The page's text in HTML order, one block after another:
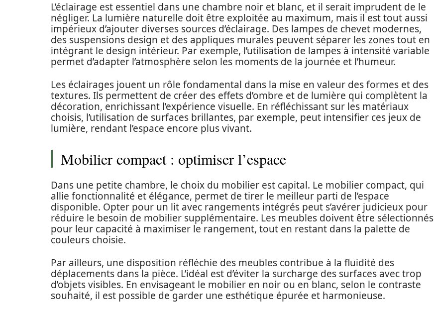
L’éclairage est essentiel dans une chambre noir et blanc, et il serait imprudent de le
négliger. La lumière naturelle doit être exploitée au maximum, mais il est tout aussi
impérieux d’ajouter diverses sources d’éclairage. Des lampes de chevet modernes,
des suspensions design et des appliques murales peuvent séparer les zones tout en
intégrant le design intérieur. Par exemple, l’utilisation de lampes à intensité variable
permet d’adapter l’atmosphère selon les moments de la journée et l’humeur.
Les éclairages jouent un rôle fondamental dans la mise en valeur des formes et des
textures. Ils permettent de créer des effets d’ombre et de lumière qui complètent la
décoration, enrichissant l’expérience visuelle. En réfléchissant sur les matériaux
choisis, l’utilisation de surfaces brillantes, par exemple, peut intensifier ces jeux de
lumière, rendant l’espace encore plus vivant.
Mobilier compact : optimiser l’espace
Dans une petite chambre, le choix du mobilier est capital. Le mobilier compact, qui
allie fonctionnalité et élégance, permet de tirer le meilleur parti de l’espace
disponible. Opter pour un lit avec rangements intégrés peut s’avérer judicieux pour
réduire le besoin de mobilier supplémentaire. Les meubles doivent être sélectionnés
pour leur capacité à maximiser le rangement, tout en restant dans la palette de
couleurs choisie.
Par ailleurs, une disposition réfléchie des meubles contribue à la fluidité des
déplacements dans la pièce. L’idéal est d’éviter la surcharge des surfaces avec trop
d’objets visibles. En envisageant le mobilier en noir ou en blanc, selon le contraste
souhaité, il est possible de garder une esthétique épurée et harmonieuse.